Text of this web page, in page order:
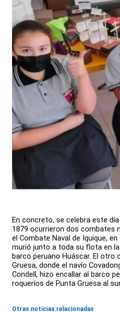
En concreto, se celebra este
1879 ocurrieron dos combates
el Combate Naval de Iquique,
murió junto a toda su flota en la
barco peruano Huáscar. El otro
Gruesa, donde el navío
Condell, hizo encallar al barco
roqueríos de Punta Gruesa al
Otras noticias relacionadas